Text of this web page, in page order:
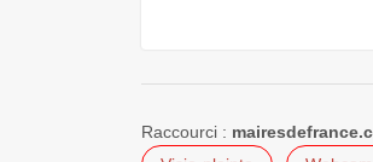
Raccourci :